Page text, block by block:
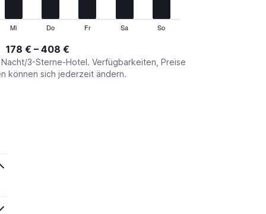
Mi Do Fr Sa So
178 € – 408 €
3-Sterne-Hotel. Verfügbarkeiten, Preise
können sich jederzeit ändern.